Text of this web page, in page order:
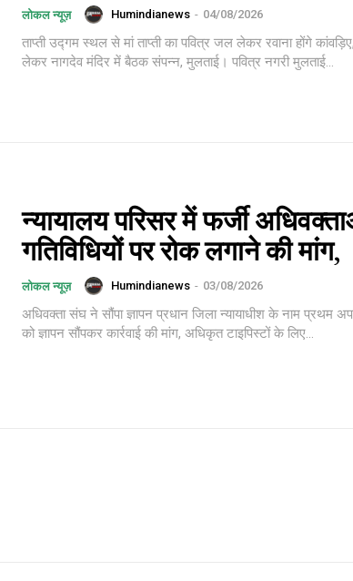
लोकल न्यूज़ Humindianews - 04/08/2026
ताप्ती उद्गम स्थल से मां ताप्ती का पवित्र जल लेकर रवाना होंगे कांवड़िए,
लेकर नागदेव मंदिर में बैठक संपन्न, मुलताई। पवित्र नगरी मुलताई...
न्यायालय परिसर में फर्जी
गतिविधियों पर रोक लगाने की मांग,
लोकल न्यूज़ Humindianews - 03/08/2026
अधिवक्ता संघ ने सौंपा ज्ञापन प्रधान जिला न्यायाधीश के नाम प्रथम
को ज्ञापन सौंपकर कार्रवाई की मांग, अधिकृत टाइपिस्टों के लिए...